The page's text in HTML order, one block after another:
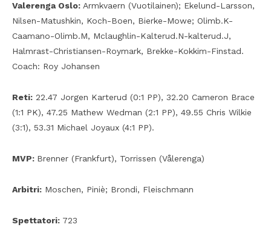
Valerenga Oslo: Armkvaern (Vuotilainen); Ekelund-Larsson,
Nilsen-Matushkin, Koch-Boen, Bierke-Mowe; Olimb.K-
Caamano-Olimb.M, Mclaughlin-Kalterud.N-kalterud.J,
Halmrast-Christiansen-Roymark, Brekke-Kokkim-Finstad.
Coach: Roy Johansen
Reti: 22.47 Jorgen Karterud (0:1 PP), 32.20 Cameron Brace
(1:1 PK), 47.25 Mathew Wedman (2:1 PP), 49.55 Chris Wilkie
(3:1), 53.31 Michael Joyaux (4:1 PP).
MVP: Brenner (Frankfurt), Torrissen (Vålerenga)
Arbitri: Moschen, Piniè; Brondi, Fleischmann
Spettatori: 723